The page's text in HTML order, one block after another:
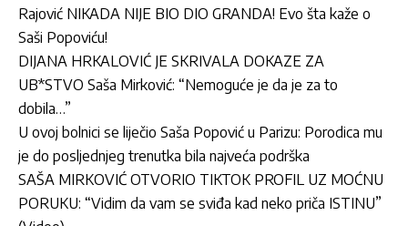
Rajović NIKADA NIJE BIO DIO GRANDA! Evo šta kaže o
Saši Popoviću!
DIJANA HRKALOVIĆ JE SKRIVALA DOKAZE ZA
UB*STVO Saša Mirković: “Nemoguće je da je za to
dobila…”
U ovoj bolnici se liječio Saša Popović u Parizu: Porodica mu
je do posljednjeg trenutka bila najveća podrška
SAŠA MIRKOVIĆ OTVORIO TIKTOK PROFIL UZ MOĆNU
PORUKU: “Vidim da vam se sviđa kad neko priča ISTINU”